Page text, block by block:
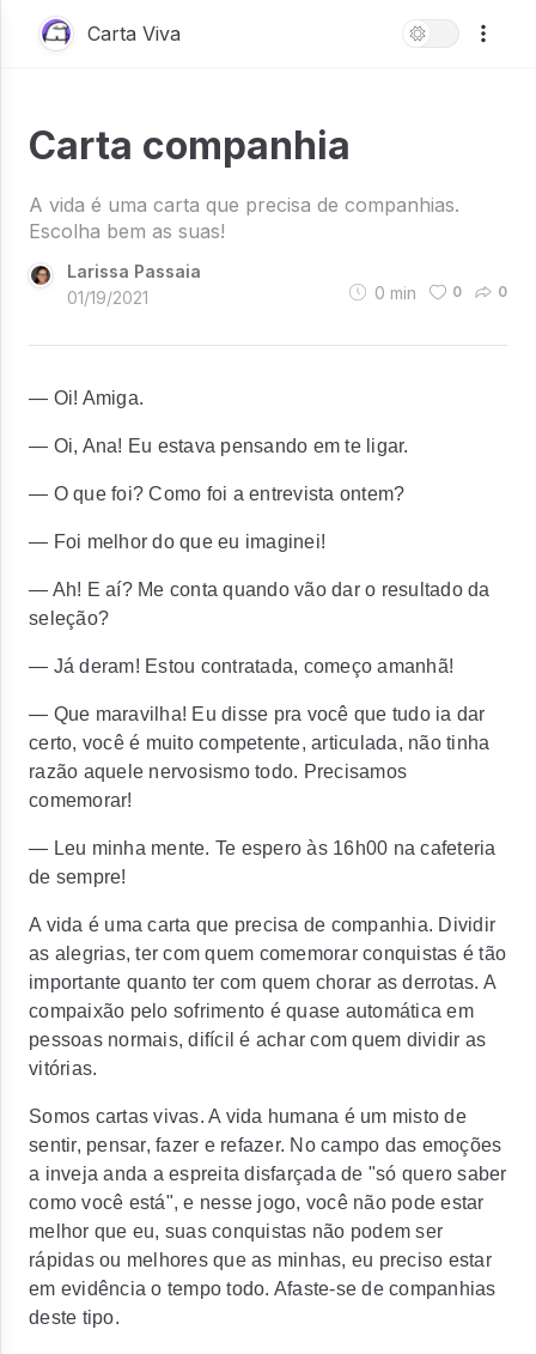
Carta Viva
Carta companhia
A vida é uma carta que precisa de companhias.
Escolha bem as suas!
Larissa Passaia
01/19/2021
0 min 0 0
— Oi! Amiga.
— Oi, Ana! Eu estava pensando em te ligar.
— O que foi? Como foi a entrevista ontem?
— Foi melhor do que eu imaginei!
— Ah! E aí? Me conta quando vão dar o resultado da
seleção?
— Já deram! Estou contratada, começo amanhã!
— Que maravilha! Eu disse pra você que tudo ia dar
certo, você é muito competente, articulada, não tinha
razão aquele nervosismo todo. Precisamos
comemorar!
— Leu minha mente. Te espero às 16h00 na cafeteria
de sempre!
A vida é uma carta que precisa de companhia. Dividir
as alegrias, ter com quem comemorar conquistas é tão
importante quanto ter com quem chorar as derrotas. A
compaixão pelo sofrimento é quase automática em
pessoas normais, difícil é achar com quem dividir as
vitórias.
Somos cartas vivas. A vida humana é um misto de
sentir, pensar, fazer e refazer. No campo das emoções
a inveja anda a espreita disfarçada de "só quero saber
como você está", e nesse jogo, você não pode estar
melhor que eu, suas conquistas não podem ser
rápidas ou melhores que as minhas, eu preciso estar
em evidência o tempo todo. Afaste-se de companhias
deste tipo.